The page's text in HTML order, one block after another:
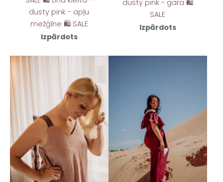
dusty pink - apļu
mežģīne 🛍️ SALE
Izpārdots
dusty pink - gara 🛍️
SALE
Izpārdots